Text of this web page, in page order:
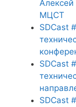
МЦСТ
SDCast
SDCast
SDCast